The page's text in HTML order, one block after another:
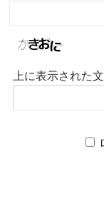
上に表示された